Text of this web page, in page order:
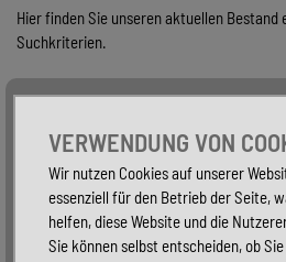
Hier finden Sie unseren aktuellen Bestand
Suchkriterien.
Alle Fahrzeuge
VERWENDUNG VON
Wir nutzen Cookies auf unserer
essenziell für den Betrieb der Seite,
helfen, diese Website und die
Sie können selbst entscheiden, ob